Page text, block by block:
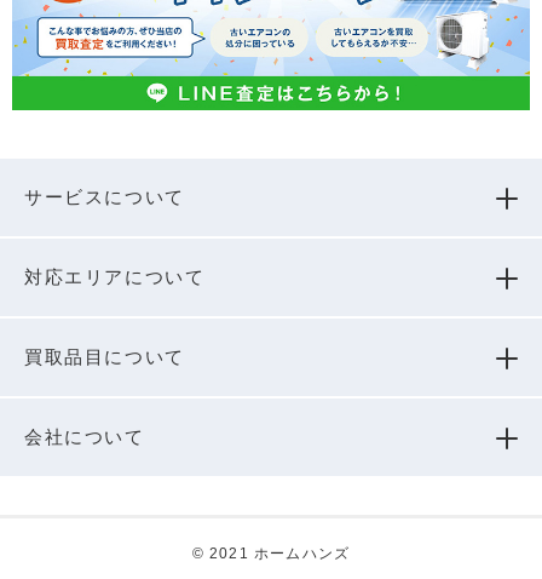
サービスについて
対応エリアについて
買取品⽬について
会社について
© 2021 ホームハンズ